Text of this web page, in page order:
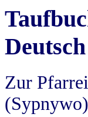
Zur